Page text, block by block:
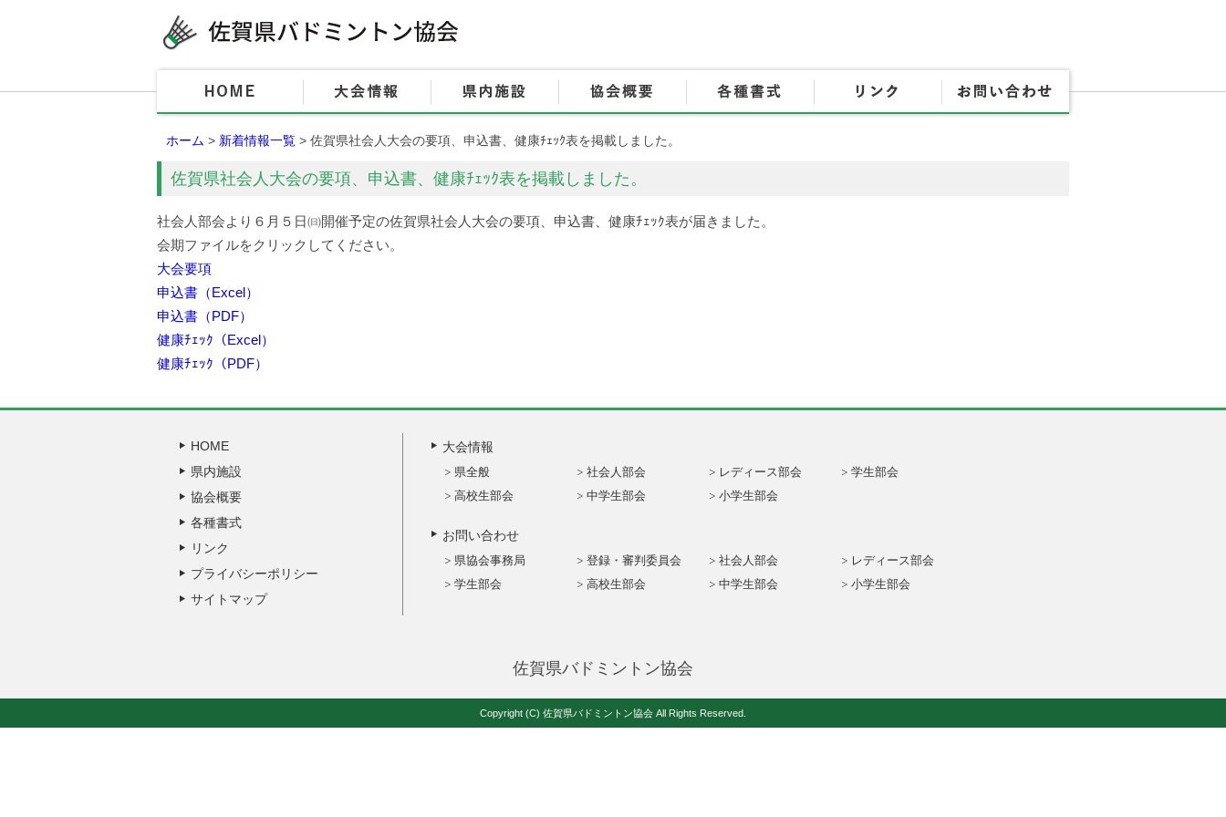
HOME 大会情報 県内施設 協会概要 各種書式
ホーム > 新着情報一覧 > 佐賀県社会人大会の要項、申込書、健康ﾁｪｯｸ表を掲載しました。
佐賀県社会人大会の要項、申込書、健康ﾁｪｯｸ表を掲載しました。
社会人部会より６月５日㈰開催予定の佐賀県社会人大会の要項、申込書、健康ﾁｪｯｸ表が届きました。
会期ファイルをクリックしてください。
大会要項
申込書（Excel）
申込書（PDF）
健康ﾁｪｯｸ（Excel）
健康ﾁｪｯｸ（PDF）
HOME
県内施設
協会概要
各種書式
リンク
プライバシーポリシー
サイトマップ
大会情報
県全般 社会人部会 レディース部会
学生部会
高校生部会
中学生部会 小学生部会
お問い合わせ
県協会事務局 登録・審判委員会 社会人部会
レディース部会
学生部会
高校生部会 中学生部会 小学生部会
佐賀県バドミントン協会
Copyright (C) 佐賀県バドミントン協会 All Rights Reserved.